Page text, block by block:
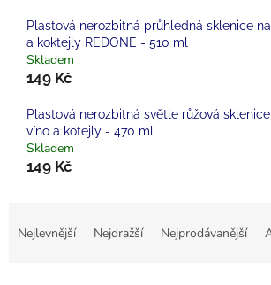
Plastová nerozbitná průhledná sklenice
a koktejly REDONE - 510 ml
Skladem
149 Kč
Plastová nerozbitná světle růžová
víno a kotejly - 470 ml
Skladem
149 Kč
Nejlevnější Nejdražší Nejprodávanější